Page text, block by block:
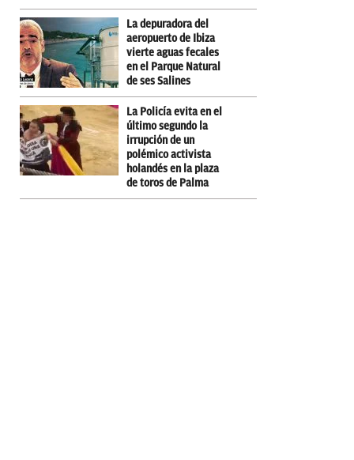
La depuradora del
aeropuerto de Ibiza
vierte aguas fecales
en el Parque Natural
de ses Salines
La Policía evita en el
último segundo la
irrupción de un
polémico activista
holandés en la plaza
de toros de Palma